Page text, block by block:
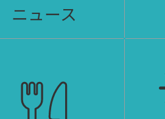
ニュース